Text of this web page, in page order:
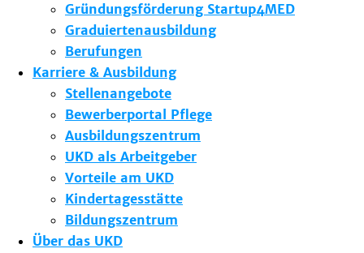
Gründungsförderung Startup4MED
Graduiertenausbildung
Berufungen
Karriere & Ausbildung
Stellenangebote
Bewerberportal Pflege
Ausbildungszentrum
UKD als Arbeitgeber
Vorteile am UKD
Kindertagesstätte
Bildungszentrum
Über das UKD